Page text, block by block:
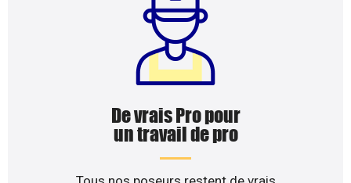
De vrais Pro pour
un travail de pro